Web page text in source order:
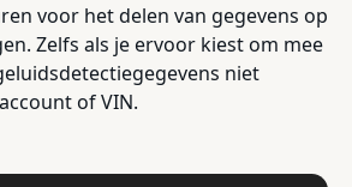
voor het delen van gegevens op
Zelfs als je ervoor kiest om mee
niet
of VIN.